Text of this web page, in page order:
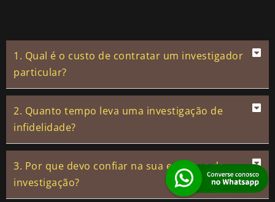
1. Qual é o custo de contratar um investigador
particular?
2. Quanto tempo leva uma investigação de
infidelidade?
3. Por que devo confiar na sua empresa de
investigação?